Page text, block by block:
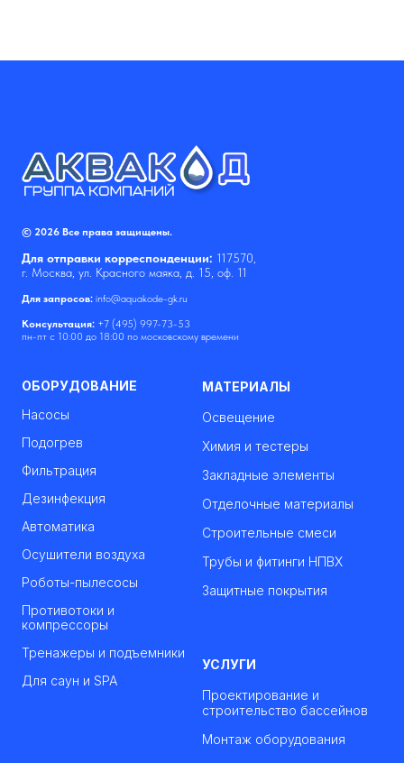
© 2026 Все права защищены.
Для отправки корреспонденции: 117570,
г. Москва, ул. Красного маяка, д. 15, оф. 11
Для запросов: info@aquakode-gk.ru
Консультация: +7 (495) 997-73-53
пн-пт с 10:00 до 18:00 по московскому времени
ОБОРУДОВАНИЕ
Насосы
Подогрев
Фильтрация
Дезинфекция
Автоматика
Осушители воздуха
Роботы-пылесосы
Противотоки и
компрессоры
Тренажеры и подъемники
Для саун и SPA
МАТЕРИАЛЫ
Освещение
Химия и тестеры
Закладные элементы
Отделочные материалы
Строительные смеси
Трубы и фитинги НПВХ
Защитные покрытия
УСЛУГИ
Проектирование и
строительство бассейнов
Монтаж оборудования